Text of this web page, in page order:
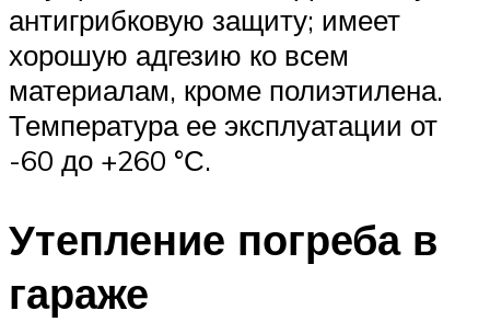
антигрибковую защиту; имеет
хорошую адгезию ко всем
материалам, кроме полиэтилена.
Температура ее эксплуатации от
-60 до +260 °С.
Утепление погреба в
гараже